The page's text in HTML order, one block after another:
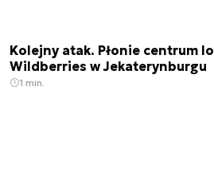
Kolejny atak. Płonie centrum
Wildberries w Jekaterynburgu
1 min.